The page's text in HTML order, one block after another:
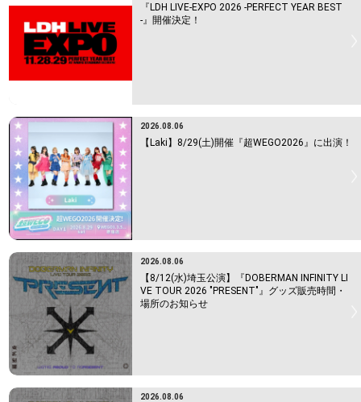
『LDH LIVE-EXPO 2026 -PERFECT YEAR BEST
-』開催決定！
2026.08.06
【Laki】8/29(土)開催『超WEGO2026』に出演！
2026.08.06
【8/12(水)埼玉公演】『DOBERMAN INFINITY LI
VE TOUR 2026 "PRESENT"』グッズ販売時間・
場所のお知らせ
2026.08.06